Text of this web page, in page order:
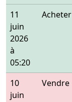
11
juin
2026
à
05:20
Acheter
10
juin
Vendre